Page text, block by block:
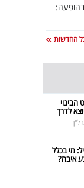
החדשות
הבינוי
לדרך
מי בכלל
איבה?